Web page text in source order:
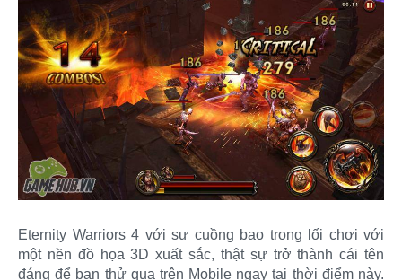
Eternity Warriors 4 với sự cuồng bạo trong lối chơi với
một nền đồ họa 3D xuất sắc, thật sự trở thành cái tên
đáng để bạn thử qua trên Mobile ngay tại thời điểm này.